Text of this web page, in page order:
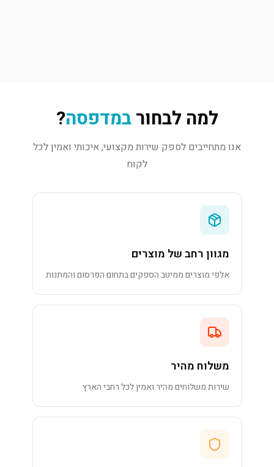
למה לבחורבמדפסה?
אנו מתחייבים לספק שירות מקצועי, איכותי ואמין לכל
לקוח
מגוון רחב של מוצרים
אלפי מוצרים ממיטב הספקים בתחום הפרסום והמתנות
משלוח מהיר
שירות משלוחים מהיר ואמין לכל רחבי הארץ